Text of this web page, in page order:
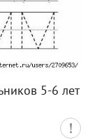
5-6 лет